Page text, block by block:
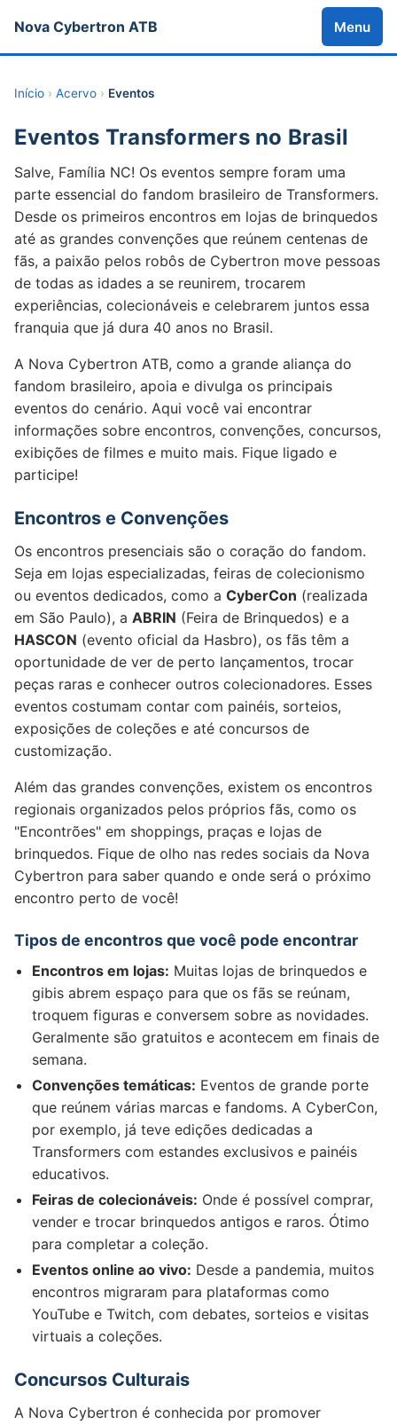
Nova Cybertron ATB Menu
Início › Acervo › Eventos
Eventos Transformers no Brasil
Salve, Família NC! Os eventos sempre foram uma
parte essencial do fandom brasileiro de Transformers.
Desde os primeiros encontros em lojas de brinquedos
até as grandes convenções que reúnem centenas de
fãs, a paixão pelos robôs de Cybertron move pessoas
de todas as idades a se reunirem, trocarem
experiências, colecionáveis e celebrarem juntos essa
franquia que já dura 40 anos no Brasil.
A Nova Cybertron ATB, como a grande aliança do
fandom brasileiro, apoia e divulga os principais
eventos do cenário. Aqui você vai encontrar
informações sobre encontros, convenções, concursos,
exibições de filmes e muito mais. Fique ligado e
participe!
Encontros e Convenções
Os encontros presenciais são o coração do fandom.
Seja em lojas especializadas, feiras de colecionismo
ou eventos dedicados, como a CyberCon (realizada
em São Paulo), a ABRIN (Feira de Brinquedos) e a
HASCON (evento oficial da Hasbro), os fãs têm a
oportunidade de ver de perto lançamentos, trocar
peças raras e conhecer outros colecionadores. Esses
eventos costumam contar com painéis, sorteios,
exposições de coleções e até concursos de
customização.
Além das grandes convenções, existem os encontros
regionais organizados pelos próprios fãs, como os
"Encontrões" em shoppings, praças e lojas de
brinquedos. Fique de olho nas redes sociais da Nova
Cybertron para saber quando e onde será o próximo
encontro perto de você!
Tipos de encontros que você pode encontrar
Encontros em lojas: Muitas lojas de brinquedos e
gibis abrem espaço para que os fãs se reúnam,
troquem figuras e conversem sobre as novidades.
Geralmente são gratuitos e acontecem em finais de
semana.
Convenções temáticas: Eventos de grande porte
que reúnem várias marcas e fandoms. A CyberCon,
por exemplo, já teve edições dedicadas a
Transformers com estandes exclusivos e painéis
educativos.
Feiras de colecionáveis: Onde é possível comprar,
vender e trocar brinquedos antigos e raros. Ótimo
para completar a coleção.
Eventos online ao vivo: Desde a pandemia, muitos
encontros migraram para plataformas como
YouTube e Twitch, com debates, sorteios e visitas
virtuais a coleções.
Concursos Culturais
A Nova Cybertron é conhecida por promover